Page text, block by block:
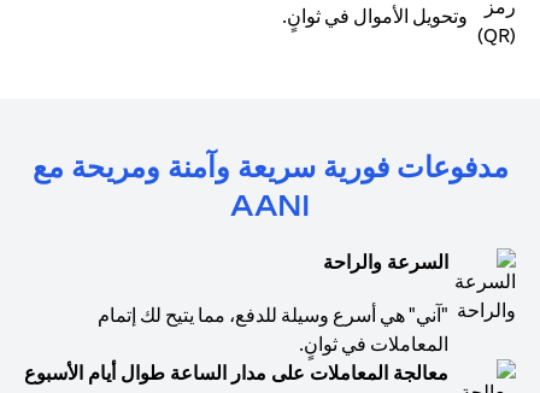
وتحويل الأموال في ثوانٍ.
مدفوعات فورية سريعة وآمنة ومريحة مع
AANI
السرعة والراحة
"آني" هي أسرع وسيلة للدفع، مما يتيح لك إتمام
المعاملات في ثوانٍ.
معالجة المعاملات على مدار الساعة طوال أيام الأسبوع